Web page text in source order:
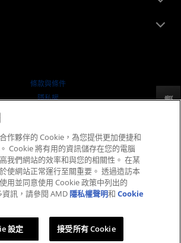
條款與條件
隱私權
公平公開競爭
英國稅務策略
Cookie 政策
Cookie 設定
反馈
作夥伴的 Cookie，為您提供更加便捷和
Cookie 將有用的資訊儲存在您的電腦
我們網站的效率和與您的相關性。 在某
使網站正常運行至關重要。 透過造訪本
用並同意使用 Cookie 政策中列出的
訊，請參閱 AMD 隱私權聲明和Cookie
設定 接受所有 Cookie